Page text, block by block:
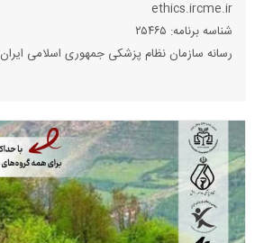
ethics.ircme.ir
شناسه برنامه: ۲۵۴۶۵
رسانه سازمان نظام پزشکی جمهوری اسلامی ایران